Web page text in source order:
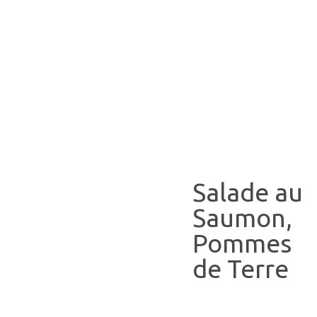
Salade au
Saumon,
Pommes
de Terre